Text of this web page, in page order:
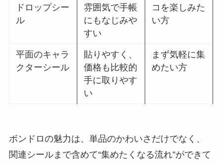
ドロップシー
ル
雰囲気で手帳
にもなじみや
すい
コを楽しみた
い方
平面のキャラ
クターシール
貼りやすく、
価格も比較的
手に取りやす
い
まず気軽に集
めたい方
ボンドロの魅力は、単品のかわいさだけでなく、
関連シールまで含めて“集めたくなる流れ”ができて